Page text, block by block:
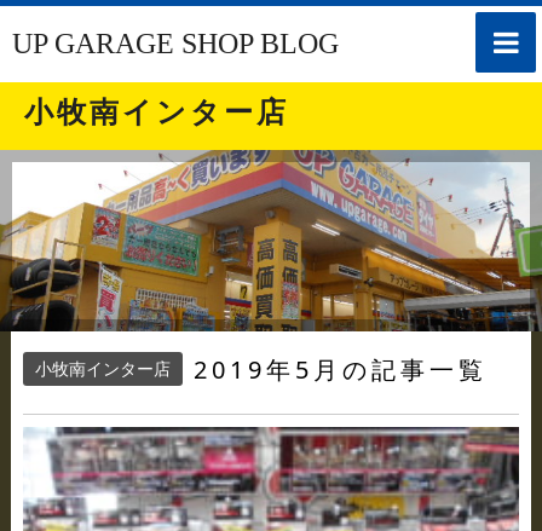
toggle
UP GARAGE SHOP BLOG
小牧南インター店
小牧南インター店 2019年5月の記事一覧